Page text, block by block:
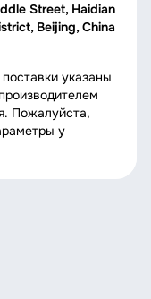
Street, Haidian
Beijing, China
указаны
Пожалуйста,
у